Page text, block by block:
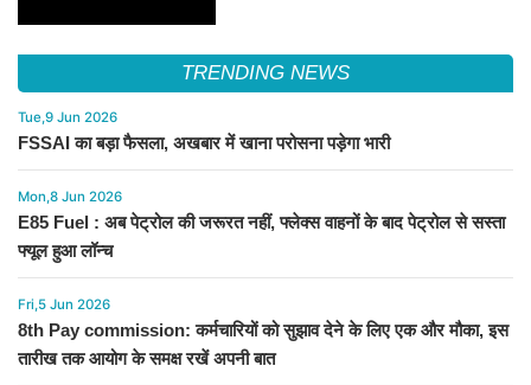
TRENDING NEWS
Tue,9 Jun 2026
FSSAI का बड़ा फैसला, अखबार में खाना परोसना पड़ेगा भारी
Mon,8 Jun 2026
E85 Fuel : अब पेट्रोल की जरूरत नहीं, फ्लेक्स वाहनों के बाद पेट्रोल से सस्ता
फ्यूल हुआ लॉन्च
Fri,5 Jun 2026
8th Pay commission: कर्मचारियों को सुझाव देने के लिए एक और मौका, इस
तारीख तक आयोग के समक्ष रखें अपनी बात